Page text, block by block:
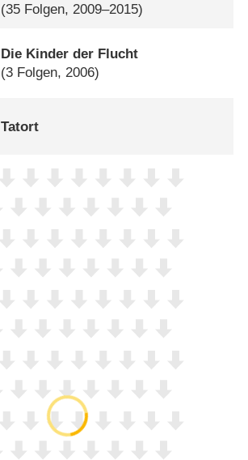
(35 Folgen, 2009–2015)
Die Kinder der Flucht
(3 Folgen, 2006)
Tatort